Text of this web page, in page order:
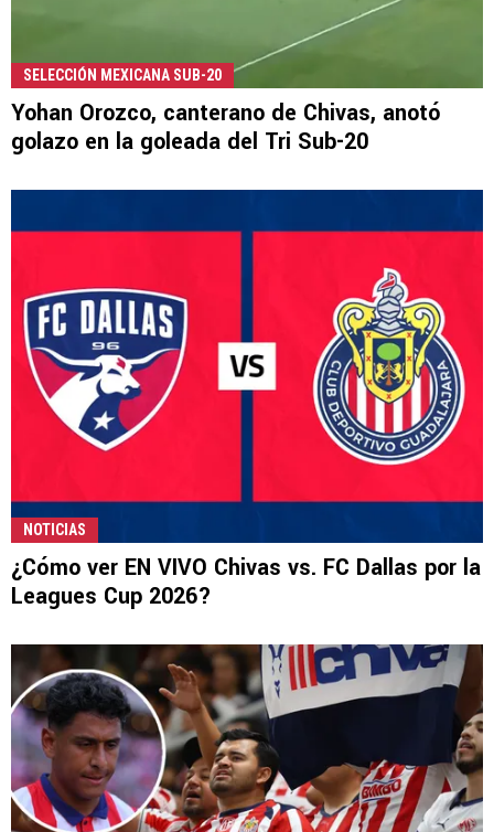
SELECCIÓN MEXICANA SUB-20
Yohan Orozco, canterano de Chivas, anotó
golazo en la goleada del Tri Sub-20
NOTICIAS
¿Cómo ver EN VIVO Chivas vs. FC Dallas por la
Leagues Cup 2026?